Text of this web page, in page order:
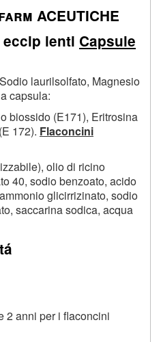
ACEUTICHE
ienti Capsule
laurilsolfato, Magnesio
capsula:
biossido (E171), Eritrosina
172). Flaconcini
olio di ricino
40, sodio benzoato, acido
glicirrizinato, sodio
saccarina sodica, acqua
2 anni per i flaconcini